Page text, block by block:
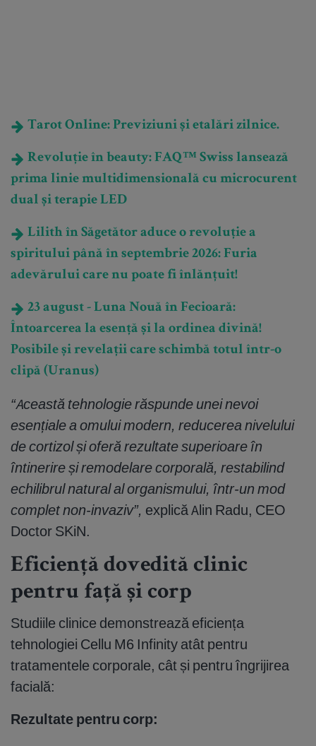
Tarot Online: Previziuni și etalări zilnice.
Revoluție în beauty: FAQ™ Swiss lansează
prima linie multidimensională cu microcurent
dual și terapie LED
Lilith în Săgetător aduce o revoluție a
spiritului până în septembrie 2026: Furia
adevărului care nu poate fi înlănțuit!
23 august - Luna Nouă în Fecioară:
Întoarcerea la esență și la ordinea divină!
Posibile și revelații care schimbă totul într-o
clipă (Uranus)
“Această tehnologie răspunde unei nevoi
esențiale a omului modern, reducerea nivelului
de cortizol și oferă rezultate superioare în
întinerire și remodelare corporală, restabilind
echilibrul natural al organismului, într-un mod
complet non-invaziv”, explică Alin Radu, CEO
Doctor SKiN.
Eficiență dovedită clinic
pentru față și corp
Studiile clinice demonstrează eficiența
tehnologiei Cellu M6 Infinity atât pentru
tratamentele corporale, cât și pentru îngrijirea
facială:
Rezultate pentru corp: